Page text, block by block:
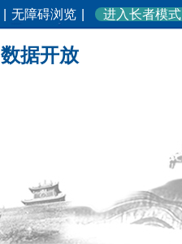
无障碍浏览 进入长者模式
数据开放